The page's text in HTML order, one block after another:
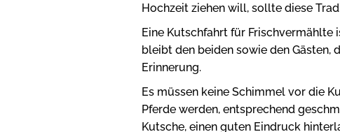
Hochzeit ziehen will, sollte diese
Eine Kutschfahrt für
bleibt den beiden sowie den Gästen,
Erinnerung.
Es müssen keine Schimmel vor die
Pferde werden, entsprechend
Kutsche, einen guten Eindruck